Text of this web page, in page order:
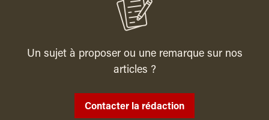
Un sujet à proposer ou une remarque sur nos
articles ?
Contacter la rédaction